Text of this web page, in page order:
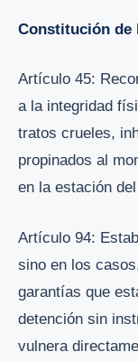
Constitución de
Artículo 45:
a la integridad
tratos crueles,
propinados al
en la estación
Artículo 94:
sino en los
garantías que
detención sin
vulnera